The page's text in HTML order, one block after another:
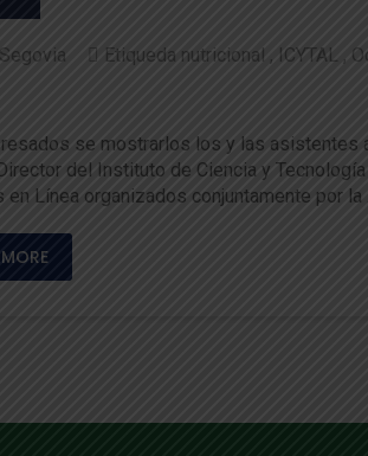
Etiqueda nutricional ICYTAL
abordó aspectos del
se mostrarlos los y las asistentes
del Instituto de Ciencia y
en Línea organizados conjuntamente por la